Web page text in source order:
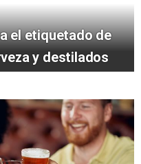
el etiquetado de
y destilados